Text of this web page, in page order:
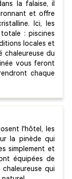
la falaise, il
et offre
Ici, les
: piscines
locales et
chaleureuse du
vous feront
chaque
l'hôtel, les
la pinède qui
simplement et
équipées de
qui